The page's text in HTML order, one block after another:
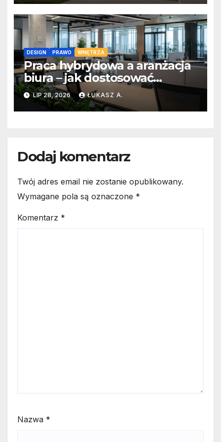
DESIGN PRAWO WNĘTRZA
Praca hybrydowa a aranżacja
biura – jak dostosować
przestrzeń do modelu
hybrydowego zatrudnienia?
LIP 28, 2026 ŁUKASZ A.
Dodaj komentarz
Twój adres email nie zostanie opublikowany.
Wymagane pola są oznaczone *
Komentarz *
Nazwa *